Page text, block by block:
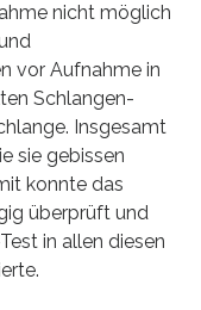
nicht möglich
vor Aufnahme in
Schlangen-
Insgesamt
sie gebissen
konnte das
überprüft und
in allen diesen